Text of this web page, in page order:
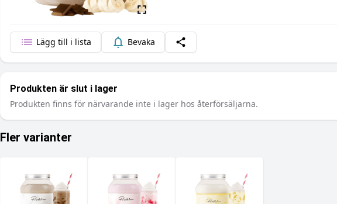
Lägg till i lista Bevaka Dela
Produkten är slut i lager
Produkten finns för närvarande inte i lager hos återförsäljarna.
Fler varianter